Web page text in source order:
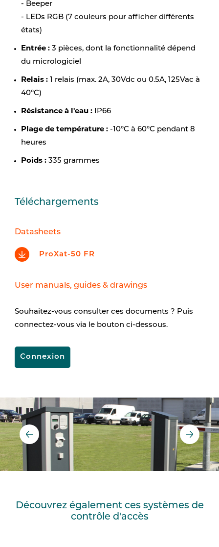
- Beeper
- LEDs RGB (7 couleurs pour afficher différents
états)
Entrée : 3 pièces, dont la fonctionnalité dépend
du micrologiciel
Relais : 1 relais (max. 2A, 30Vdc ou 0.5A, 125Vac à
40°C)
Résistance à l'eau : IP66
Plage de température : -10°C à 60°C pendant 8
heures
Poids : 335 grammes
Téléchargements
Datasheets
ProXat-50 FR
User manuals, guides & drawings
Souhaitez-vous consulter ces documents ? Puis
connectez-vous via le bouton ci-dessous.
Connexion
Découvrez également ces systèmes de
contrôle d'accès